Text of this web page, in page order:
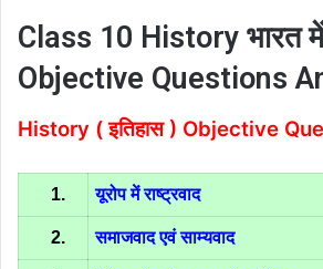
Class 10 History भारत में
Objective Questions
History ( इतिहास ) Objective
1. यूरोप में राष्ट्रवाद
2. समाजवाद एवं साम्यवाद